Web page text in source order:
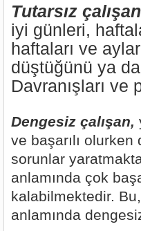
Tutarsız çalışan
iyi günleri,
haftaları ve
düştüğünü ya
Davranışları ve
Dengesiz çalışan,
ve başarılı
sorunlar
anlamında çok
kalabilmektedir.
anlamında